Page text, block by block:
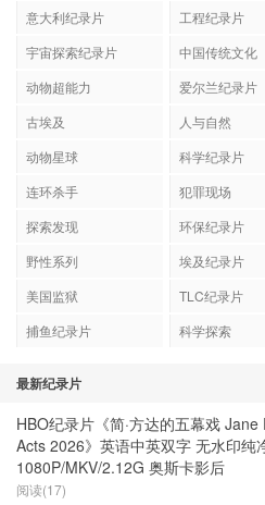
意大利纪录片
工程纪录片
宇宙探索纪录片
中国传统文化
动物超能力
爱尔兰纪录片
古埃及
人与自然
动物星球
科学纪录片
连环杀手
犯罪现场
探索发现
环保纪录片
野性系列
埃及纪录片
美国监狱
TLC纪录片
捕鱼纪录片
科学探索
最新纪录片
HBO纪录片《简·方达的五幕戏
Acts 2026》英语中英双字 无水印纯
1080P/MKV/2.12G 奥斯卡影后
阅读(17)